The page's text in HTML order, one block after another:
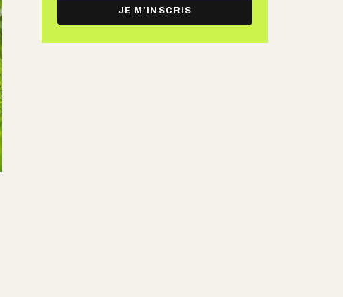
mail
JE M’INSCRIS